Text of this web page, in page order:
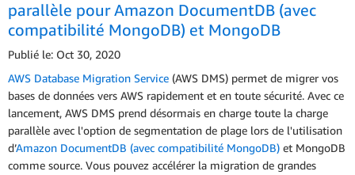
parallèle pour Amazon DocumentDB (avec
compatibilité MongoDB) et MongoDB
Publié le: Oct 30, 2020
AWS Database Migration Service (AWS DMS) permet de migrer vos
bases de données vers AWS rapidement et en toute sécurité. Avec ce
lancement, AWS DMS prend désormais en charge toute la charge
parallèle avec l'option de segmentation de plage lors de l'utilisation
d’Amazon DocumentDB (avec compatibilité MongoDB) et MongoDB
comme source. Vous pouvez accélérer la migration de grandes